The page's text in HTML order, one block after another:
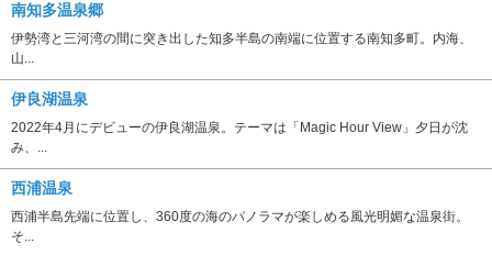
南知多温泉郷
伊勢湾と三河湾の間に突き出した知多半島の南端に位置する南知多町。内海、
山...
伊良湖温泉
2022年4月にデビューの伊良湖温泉。テーマは「Magic Hour View」夕日が沈
み、...
西浦温泉
西浦半島先端に位置し、360度の海のパノラマが楽しめる風光明媚な温泉街。
そ...